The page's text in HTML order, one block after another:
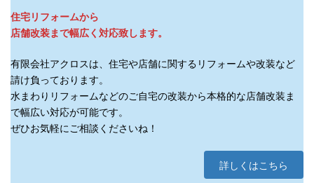
住宅リフォームから
店舗改装まで幅広く対応致します。
有限会社アクロスは、住宅や店舗に関するリフォームや改装など
請け負っております。
水まわりリフォームなどのご自宅の改装から本格的な店舗改装ま
で幅広い対応が可能です。
ぜひお気軽にご相談くださいね！
詳しくはこちら